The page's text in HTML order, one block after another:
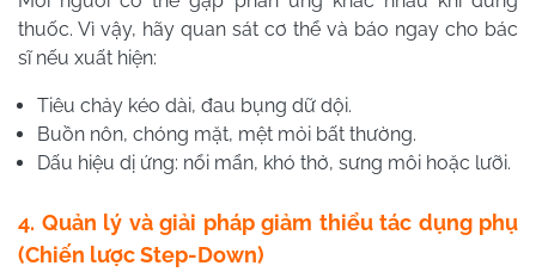
thuốc. Vì vậy, hãy quan sát cơ thể và báo ngay cho bác
sĩ nếu xuất hiện:
Tiêu chảy kéo dài, đau bụng dữ dội.
Buồn nôn, chóng mặt, mệt mỏi bất thường.
Dấu hiệu dị ứng: nổi mẩn, khó thở, sưng môi hoặc lưỡi.
4. Quản lý và giải pháp giảm thiểu tác dụng phụ
(Chiến lược Step-Down)